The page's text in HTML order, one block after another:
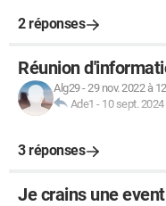
2 réponses
Réunion
Alg29-29 nov. 2022 à
Ade1 - 10 sept. 2024
3 réponses
Je crains une